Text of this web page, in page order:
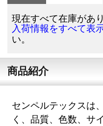
現在すべて在庫があり
入荷情報をすべて表
い。
商品紹介
センペルテックスは
く、品質、色数、サ